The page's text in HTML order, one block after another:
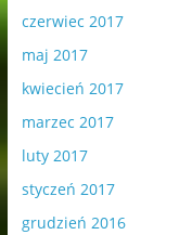
czerwiec 2017
maj 2017
kwiecień 2017
marzec 2017
luty 2017
styczeń 2017
grudzień 2016